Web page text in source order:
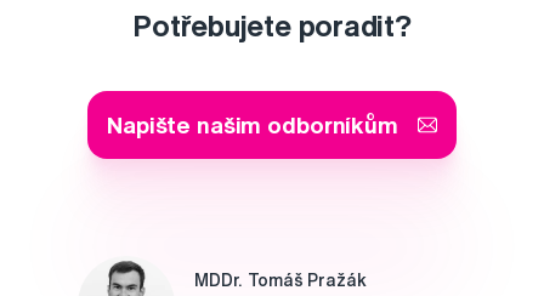
Potřebujete poradit?
Napište našim odborníkům
MDDr. Tomáš Pražák